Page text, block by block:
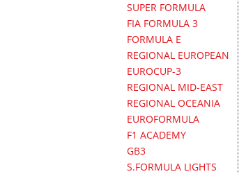
SUPER FORMULA
FIA FORMULA 3
FORMULA E
REGIONAL EUROPEAN
EUROCUP-3
REGIONAL MID-EAST
REGIONAL OCEANIA
EUROFORMULA
F1 ACADEMY
GB3
S.FORMULA LIGHTS